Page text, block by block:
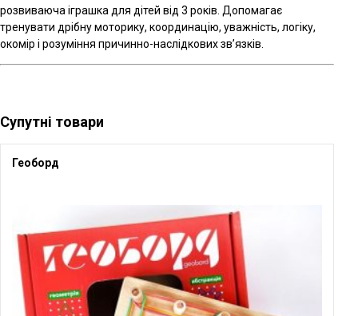
розвиваюча іграшка для дітей від 3 років. Допомагає
тренувати дрібну моторику, координацію, уважність, логіку,
окомір і розуміння причинно-наслідкових зв’язків.
Супутні товари
Геоборд